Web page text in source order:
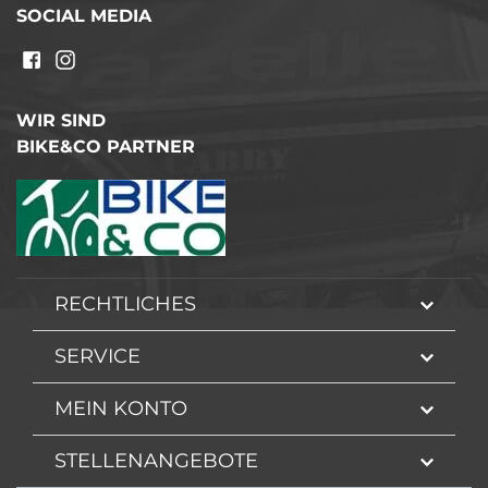
SOCIAL MEDIA
WIR SIND
BIKE&CO PARTNER
RECHTLICHES
SERVICE
MEIN KONTO
STELLENANGEBOTE